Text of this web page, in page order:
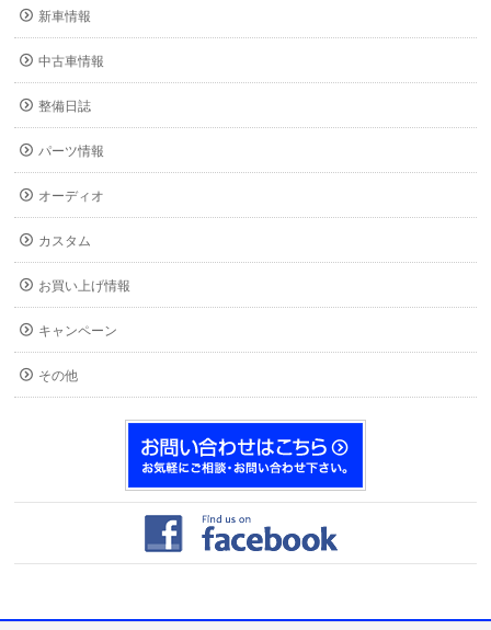
新車情報
中古車情報
整備日誌
パーツ情報
オーディオ
カスタム
お買い上げ情報
キャンペーン
その他